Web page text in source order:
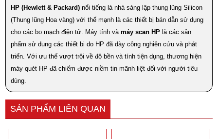
HP (Hewlett & Packard) nổi tiếng là nhà sáng lập thung lũng Silicon
(Thung lũng Hoa vàng) với thế mạnh là các thiết bị bán dẫn sử dụng
cho các bo mạch điện tử. Máy tính vàmáy scan HP là các sản
phẩm sử dụng các thiết bị do HP đã dày công nghiên cứu và phát
triển. Với ưu thế vượt trội về độ bền và tính tiện dụng, thương hiện
máy quét HP đã chiếm được niềm tin mãnh liệt đối với người tiêu
dùng.
SẢN PHẨM LIÊN QUAN